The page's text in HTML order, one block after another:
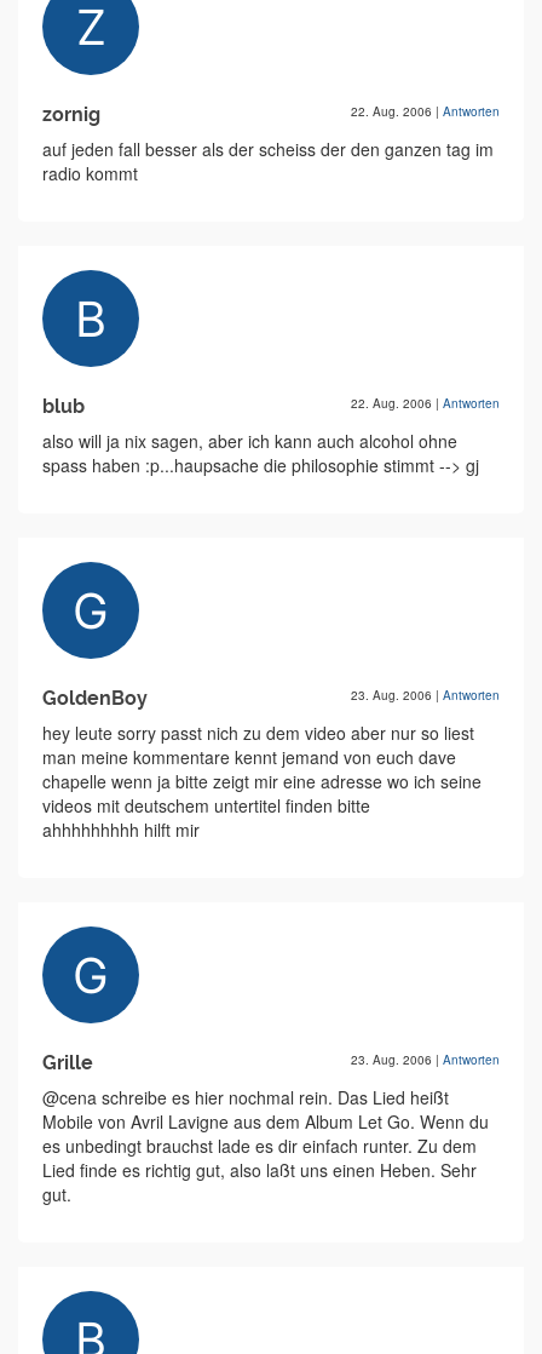
zornig 22. Aug. 2006 | Antworten
auf jeden fall besser als der scheiss der den ganzen tag im
radio kommt
blub 22. Aug. 2006 | Antworten
also will ja nix sagen, aber ich kann auch alcohol ohne
spass haben :p...haupsache die philosophie stimmt --> gj
GoldenBoy 23. Aug. 2006 | Antworten
hey leute sorry passt nich zu dem video aber nur so liest
man meine kommentare kennt jemand von euch dave
chapelle wenn ja bitte zeigt mir eine adresse wo ich seine
videos mit deutschem untertitel finden bitte
ahhhhhhhhh hilft mir
Grille 23. Aug. 2006 | Antworten
@cena schreibe es hier nochmal rein. Das Lied heißt
Mobile von Avril Lavigne aus dem Album Let Go. Wenn du
es unbedingt brauchst lade es dir einfach runter. Zu dem
Lied finde es richtig gut, also laßt uns einen Heben. Sehr
gut.